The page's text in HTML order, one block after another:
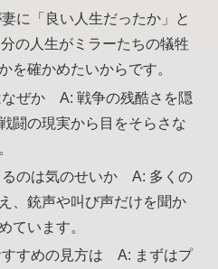
に「良い人生だったか」と
の人生がミラーたちの犠牲
を確かめたいからです。
なぜか A: 戦争の残酷さを隠
闘の現実から目をそらさな
るのは気のせいか A: 多くの
、銃声や叫び声だけを聞か
ています。
すすめの見方は A: まずはプ